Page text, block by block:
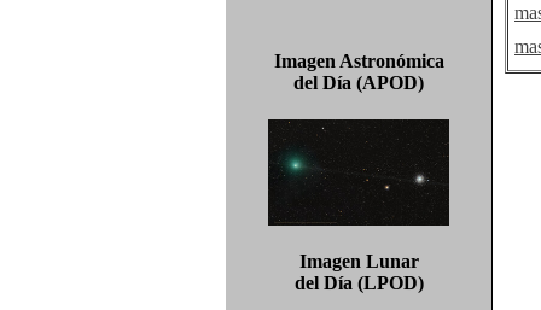
Imagen Astronómica
del Día (APOD)
Imagen Lunar
del Día (LPOD)